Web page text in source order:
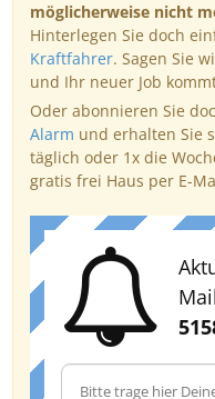
möglicherweise nicht
Hinterlegen Sie doch
Kraftfahrer. Sagen Sie
und Ihr neuer Job
Oder abonnieren Sie
Alarm und erhalten Sie
täglich oder 1x die
gratis frei Haus per E-